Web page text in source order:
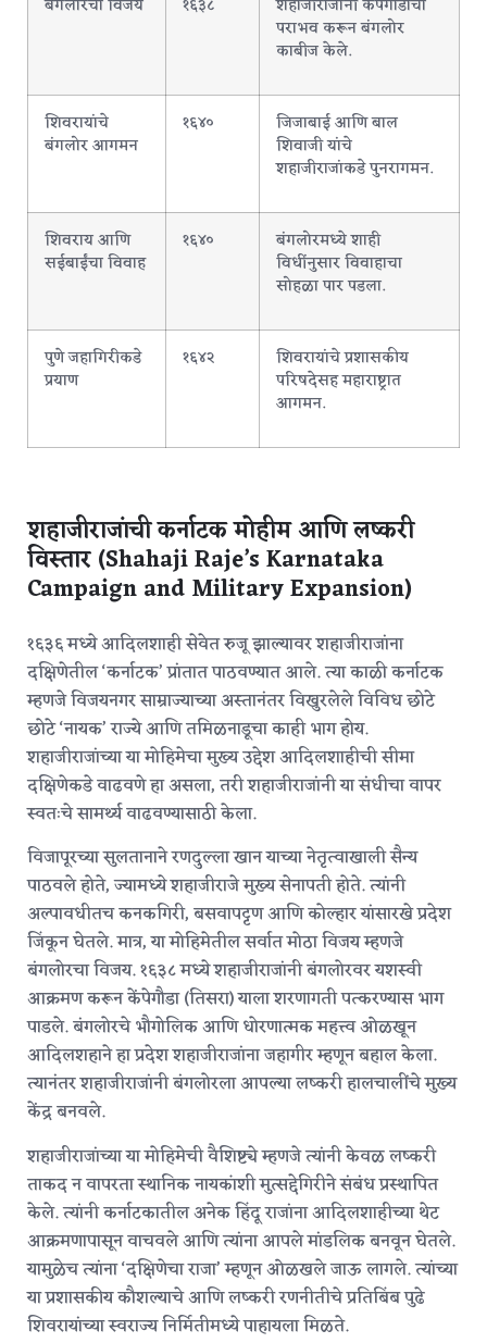
बंगलोरचा विजय १६३८
शहाजीराजांनी केंपेगौडाचा
पराभव करून बंगलोर
काबीज केले.
शिवरायांचे
बंगलोर आगमन
१६४०
जिजाबाई आणि बाल
शिवाजी यांचे
शहाजीराजांकडे पुनरागमन.
शिवराय आणि
सईबाईंचा विवाह
१६४०
बंगलोरमध्ये शाही
विधींनुसार विवाहाचा
सोहळा पार पडला.
पुणे जहागिरीकडे
प्रयाण
१६४२
शिवरायांचे प्रशासकीय
परिषदेसह महाराष्ट्रात
आगमन.
शहाजीराजांची कर्नाटक मोहीम आणि लष्करी
विस्तार (Shahaji Raje’s Karnataka
Campaign and Military Expansion)
१६३६ मध्ये आदिलशाही सेवेत रुजू झाल्यावर शहाजीराजांना
दक्षिणेतील ‘कर्नाटक’ प्रांतात पाठवण्यात आले. त्या काळी कर्नाटक
म्हणजे विजयनगर साम्राज्याच्या अस्तानंतर विखुरलेले विविध छोटे
छोटे ‘नायक’ राज्ये आणि तमिळनाडूचा काही भाग होय.
शहाजीराजांच्या या मोहिमेचा मुख्य उद्देश आदिलशाहीची सीमा
दक्षिणेकडे वाढवणे हा असला, तरी शहाजीराजांनी या संधीचा वापर
स्वतःचे सामर्थ्य वाढवण्यासाठी केला.
विजापूरच्या सुलतानाने रणदुल्ला खान याच्या नेतृत्वाखाली सैन्य
पाठवले होते, ज्यामध्ये शहाजीराजे मुख्य सेनापती होते. त्यांनी
अल्पावधीतच कनकगिरी, बसवापट्टण आणि कोल्हार यांसारखे प्रदेश
जिंकून घेतले.मात्र, या मोहिमेतील सर्वात मोठा विजय म्हणजे
बंगलोरचा विजय. १६३८ मध्ये शहाजीराजांनी बंगलोरवर यशस्वी
आक्रमण करून केंपेगौडा (तिसरा) याला शरणागती पत्करण्यास भाग
पाडले.बंगलोरचे भौगोलिक आणि धोरणात्मक महत्त्व ओळखून
आदिलशहाने हा प्रदेश शहाजीराजांना जहागीर म्हणून बहाल केला.
त्यानंतर शहाजीराजांनी बंगलोरला आपल्या लष्करी हालचालींचे मुख्य
केंद्र बनवले.
शहाजीराजांच्या या मोहिमेची वैशिष्ट्ये म्हणजे त्यांनी केवळ लष्करी
ताकद न वापरता स्थानिक नायकांशी मुत्सद्देगिरीने संबंध प्रस्थापित
केले. त्यांनी कर्नाटकातील अनेक हिंदू राजांना आदिलशाहीच्या थेट
आक्रमणापासून वाचवले आणि त्यांना आपले मांडलिक बनवून घेतले.
यामुळेच त्यांना ‘दक्षिणेचा राजा’ म्हणून ओळखले जाऊ लागले.त्यांच्या
या प्रशासकीय कौशल्याचे आणि लष्करी रणनीतीचे प्रतिबिंब पुढे
शिवरायांच्या स्वराज्य निर्मितीमध्ये पाहायला मिळते.